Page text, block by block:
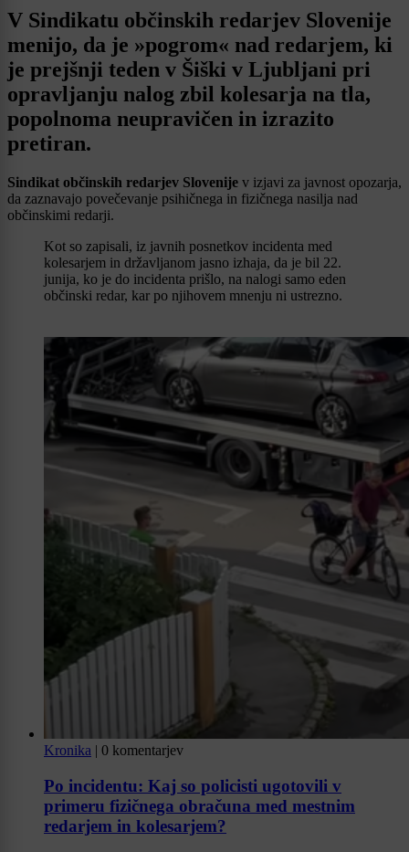
V Sindikatu občinskih redarjev Slovenije
menijo, da je »pogrom« nad redarjem, ki
je prejšnji teden v Šiški v Ljubljani pri
opravljanju nalog zbil kolesarja na tla,
popolnoma neupravičen in izrazito
pretiran.
Sindikat občinskih redarjev Slovenije v izjavi za javnost opozarja,
da zaznavajo povečevanje psihičnega in fizičnega nasilja nad
občinskimi redarji.
Kot so zapisali, iz javnih posnetkov incidenta med
kolesarjem in državljanom jasno izhaja, da je bil 22.
junija, ko je do incidenta prišlo, na nalogi samo eden
občinski redar, kar po njihovem mnenju ni ustrezno.
Kronika | 0 komentarjev
Po incidentu: Kaj so policisti ugotovili v
primeru fizičnega obračuna med mestnim
redarjem in kolesarjem?